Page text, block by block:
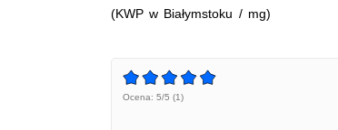
(KWP w Białymstoku / mg)
Ocena: 5/5 (1)